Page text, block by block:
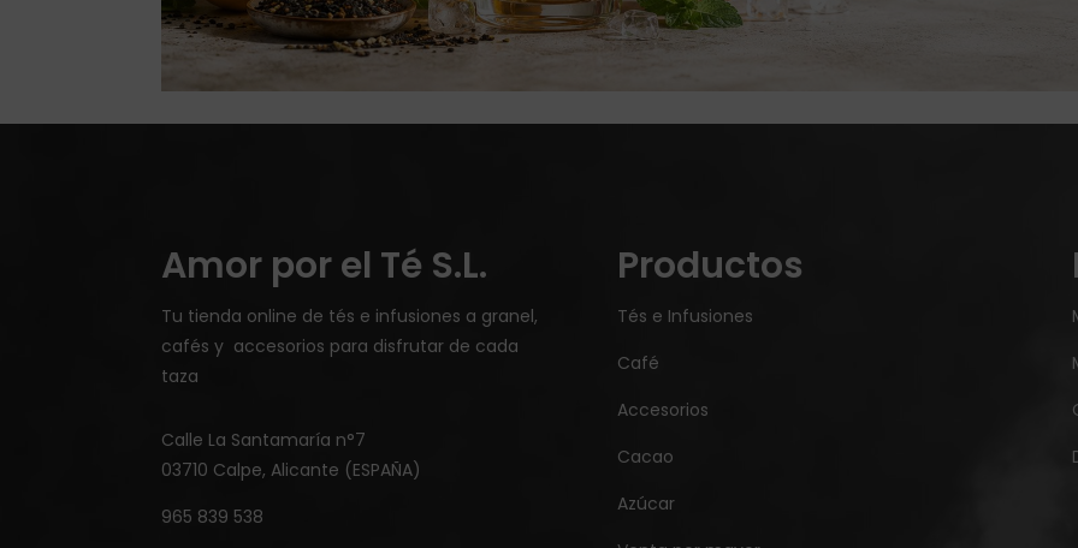
Amor por el Té S.L.
Tu tienda online de tés e infusiones a granel,
cafés y accesorios para disfrutar de cada
taza
Calle La Santamaría n°7
03710 Calpe, Alicante (ESPAÑA)
965 839 538
Productos
Tés e Infusiones
Café
Accesorios
Cacao
Azúcar